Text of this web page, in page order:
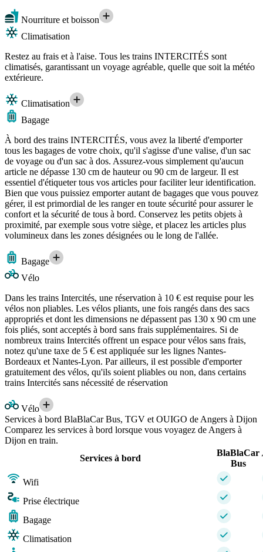
Nourriture et boisson
Climatisation
Restez au frais et à l'aise. Tous les trains INTERCITÉS sont
climatisés, garantissant un voyage agréable, quelle que soit la météo
extérieure.
Climatisation
Bagage
À bord des trains INTERCITÉS, vous avez la liberté d'emporter
tous les bagages de votre choix, qu'il s'agisse d'une valise, d'un sac
de voyage ou d'un sac à dos. Assurez-vous simplement qu'aucun
article ne dépasse 130 cm de hauteur ou 90 cm de largeur. Il est
essentiel d'étiqueter tous vos articles pour faciliter leur identification.
Bien que vous puissiez emporter autant de bagages que vous pouvez
gérer, il est primordial de les ranger en toute sécurité pour assurer le
confort et la sécurité de tous à bord. Conservez les petits objets à
proximité, par exemple sous votre siège, et placez les articles plus
volumineux dans les zones désignées ou le long de l'allée.
Bagage
Vélo
Dans les trains Intercités, une réservation à 10 € est requise pour les
vélos non pliables. Les vélos pliants, une fois rangés dans des sacs
appropriés et dont les dimensions ne dépassent pas 130 x 90 cm une
fois pliés, sont acceptés à bord sans frais supplémentaires. Si de
nombreux trains Intercités offrent un espace pour vélos sans frais,
notez qu'une taxe de 5 € est appliquée sur les lignes Nantes-
Bordeaux et Nantes-Lyon. Par ailleurs, il est possible d'emporter
gratuitement des vélos, qu'ils soient pliables ou non, dans certains
trains Intercités sans nécessité de réservation
Vélo
Services à bord BlaBlaCar Bus, TGV et OUIGO de Angers à Dijon
Comparez les services à bord lorsque vous voyagez de Angers à
Dijon en train.
Services à bord
BlaBlaCar
Bus
Wifi
Prise électrique
Bagage
Climatisation